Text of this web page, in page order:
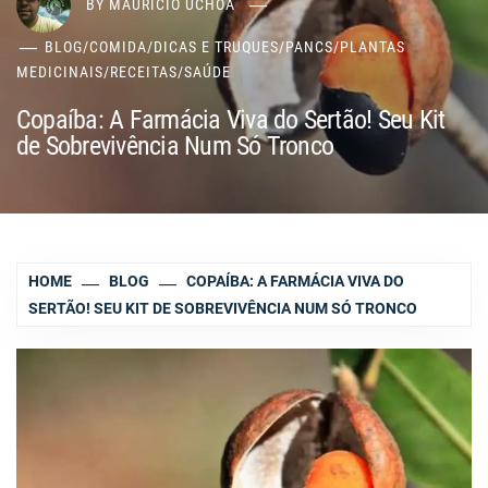
BY MAURÍCIO UCHÔA
BLOG/COMIDA/DICAS E TRUQUES/PANCS/PLANTAS
MEDICINAIS/RECEITAS/SAÚDE
Copaíba: A Farmácia Viva do Sertão! Seu Kit
de Sobrevivência Num Só Tronco
HOME BLOG
COPAÍBA: A FARMÁCIA VIVA DO
SERTÃO! SEU KIT DE SOBREVIVÊNCIA NUM SÓ TRONCO